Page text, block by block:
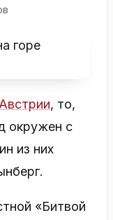
Австрии, то,
окружен с
из них
«Битвой